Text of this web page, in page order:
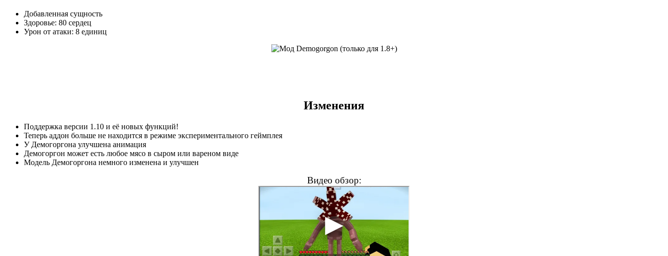
Добавленная сущность
Здоровье: 80 сердец
Урон от атаки: 8 единиц
Изменения
Поддержка версии 1.10 и её новых функций!
Теперь аддон больше не находится в режиме экспериментального геймплея
У Демогоргона улучшена анимация
Демогоргон может есть любое мясо в сыром или вареном виде
Модель Демогоргона немного изменена и улучшен
Видео обзор: